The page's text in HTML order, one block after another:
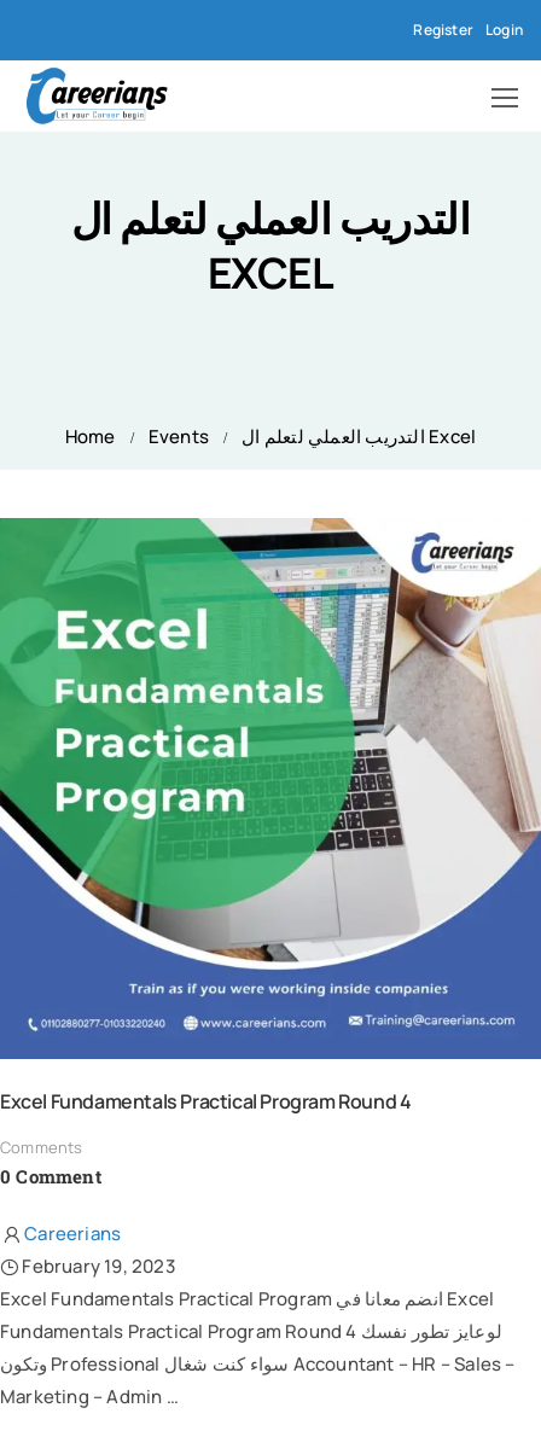
Register Login
التدريب العملي لتعلم ال
EXCEL
Home Events التدريب العملي لتعلم ال Excel
Excel Fundamentals Practical Program Round 4
Comments
0 Comment
Careerians
February 19, 2023
Excel Fundamentals Practical Program انضم معانا في Excel
Fundamentals Practical Program Round 4 لوعايز تطور نفسك
وتكون Professional سواء كنت شغال Accountant – HR – Sales –
Marketing – Admin …